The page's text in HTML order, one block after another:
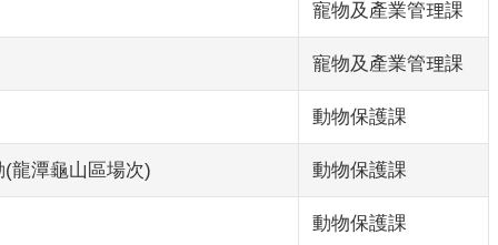
寵物及產業管理課
寵物及產業管理課
動物保護課
龍潭龜山區場次) 動物保護課
動物保護課